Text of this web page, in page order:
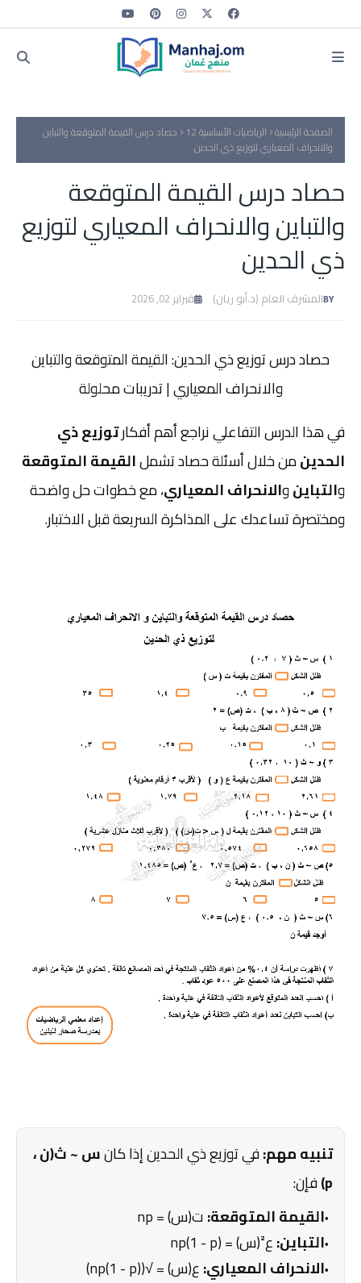
الصفحة الرئيسية الرياضيات الأساسية 12
حصاد درس القيمة المتوقعة والتباين
والانحراف المعياري لتوزيع ذي الحدين
حصاد درس القيمة المتوقعة
والتباين والانحراف المعياري لتوزيع
ذي الحدين
المشرف العام (د.أبو ريان) فبراير 02, 2026
حصاد درس توزيع ذي الحدين: القيمة المتوقعة والتباين
والانحراف المعياري | تدريبات محلولة
في هذا الدرس التفاعلي نراجع أهم أفكارتوزيع ذي
الحدينمن خلال أسئلة حصاد تشملالقيمة المتوقعة
والتباينوالانحراف المعياري، مع خطوات حل واضحة
ومختصرة تساعدك على المذاكرة السريعة قبل الاختبار.
تنبيه مهم:في توزيع ذي الحدين إذا كانس ~ ث(ن ،
p) فإن:
القيمة المتوقعة:ت(س) = np
التباين:ع²(س) = np(1 - p)
الانحراف المعياري:ع(س) = √(np(1 - p))